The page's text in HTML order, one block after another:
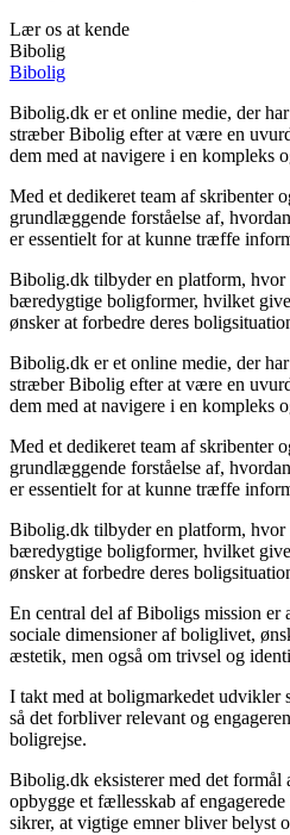
Lær os at kende
Bibolig
Bibolig
Bibolig.dk er et online medie, der
stræber Bibolig efter at være en
dem med at navigere i en kompleks
Med et dedikeret team af skribenter
grundlæggende forståelse af,
er essentielt for at kunne træffe
Bibolig.dk tilbyder en platform,
bæredygtige boligformer, hvilket
ønsker at forbedre deres
Bibolig.dk er et online medie, der
stræber Bibolig efter at være en
dem med at navigere i en kompleks
Med et dedikeret team af skribenter
grundlæggende forståelse af,
er essentielt for at kunne træffe
Bibolig.dk tilbyder en platform,
bæredygtige boligformer, hvilket
ønsker at forbedre deres
En central del af Biboligs mission er
sociale dimensioner af boliglivet,
æstetik, men også om trivsel og
I takt med at boligmarkedet udvikler
så det forbliver relevant og
boligrejse.
Bibolig.dk eksisterer med det
opbygge et fællesskab af
sikrer, at vigtige emner bliver belyst